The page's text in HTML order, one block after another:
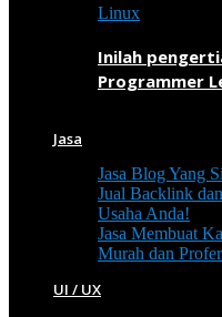
Linux
Inilah
Programmer
Jasa
Jasa Blog Yang
Jual Backlink
Usaha Anda!
Jasa Membuat
Murah dan
UI / UX